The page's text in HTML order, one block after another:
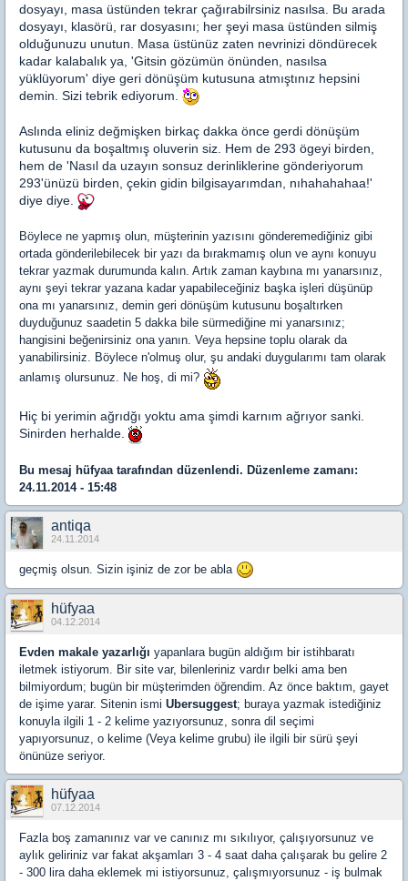
dosyayı, masa üstünden tekrar çağırabilrsiniz nasılsa. Bu arada
dosyayı, klasörü, rar dosyasını; her şeyi masa üstünden silmiş
olduğunuzu unutun. Masa üstünüz zaten nevrinizi döndürecek
kadar kalabalık ya, 'Gitsin gözümün önünden, nasılsa
yüklüyorum' diye geri dönüşüm kutusuna atmıştınız hepsini
demin. Sizi tebrik ediyorum.
Aslında eliniz değmişken birkaç dakka önce gerdi dönüşüm
kutusunu da boşaltmış oluverin siz. Hem de 293 ögeyi birden,
hem de 'Nasıl da uzayın sonsuz derinliklerine gönderiyorum
293'ünüzü birden, çekin gidin bilgisayarımdan, nıhahahahaa!'
diye diye.
Böylece ne yapmış olun, müşterinin yazısını gönderemediğiniz gibi
ortada gönderilebilecek bir yazı da bırakmamış olun ve aynı konuyu
tekrar yazmak durumunda kalın. Artık zaman kaybına mı yanarsınız,
aynı şeyi tekrar yazana kadar yapabileceğiniz başka işleri düşünüp
ona mı yanarsınız, demin geri dönüşüm kutusunu boşaltırken
duyduğunuz saadetin 5 dakka bile sürmediğine mi yanarsınız;
hangisini beğenirsiniz ona yanın. Veya hepsine toplu olarak da
yanabilirsiniz. Böylece n'olmuş olur, şu andaki duygularımı tam olarak
anlamış olursunuz. Ne hoş, di mi?
Hiç bi yerimin ağrıdğı yoktu ama şimdi karnım ağrıyor sanki.
Sinirden herhalde.
Bu mesaj hüfyaa tarafından düzenlendi. Düzenleme zamanı:
24.11.2014 - 15:48
antiqa
24.11.2014
geçmiş olsun. Sizin işiniz de zor be abla
hüfyaa
04.12.2014
Evden makale yazarlığı yapanlara bugün aldığım bir istihbaratı
iletmek istiyorum. Bir site var, bilenleriniz vardır belki ama ben
bilmiyordum; bugün bir müşterimden öğrendim. Az önce baktım, gayet
de işime yarar. Sitenin ismi Ubersuggest; buraya yazmak istediğiniz
konuyla ilgili 1 - 2 kelime yazıyorsunuz, sonra dil seçimi
yapıyorsunuz, o kelime (Veya kelime grubu) ile ilgili bir sürü şeyi
önünüze seriyor.
hüfyaa
07.12.2014
Fazla boş zamanınız var ve canınız mı sıkılıyor, çalışıyorsunuz ve
aylık geliriniz var fakat akşamları 3 - 4 saat daha çalışarak bu gelire 2
- 300 lira daha eklemek mi istiyorsunuz, çalışmıyorsunuz - iş bulmak